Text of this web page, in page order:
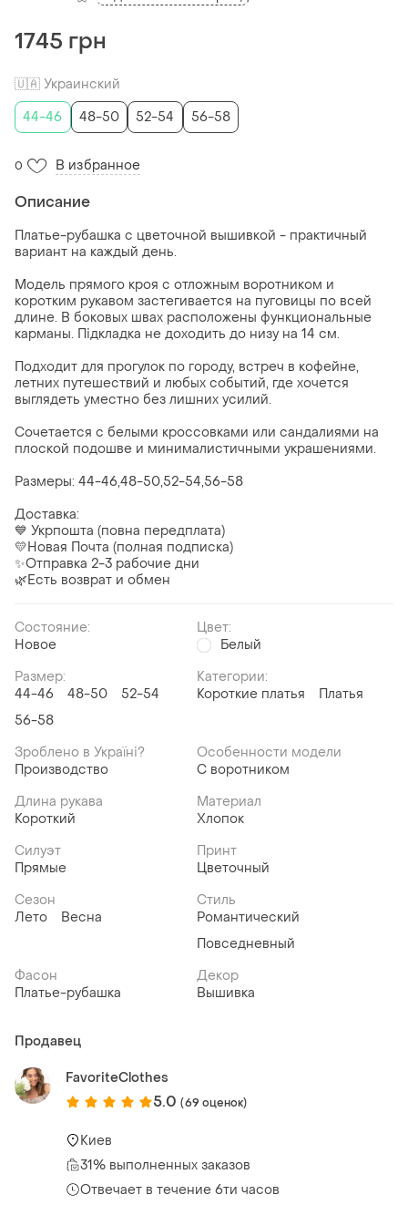
1745 грн
🇺🇦 Украинский
44-46
48-50 52-54 56-58
0 В избранное
Описание
Платье-рубашка с цветочной вышивкой - практичный
вариант на каждый день.
Модель прямого кроя с отложным воротником и
коротким рукавом застегивается на пуговицы по всей
длине. В боковых швах расположены функциональные
карманы. Підкладка не доходить до низу на 14 см.
Подходит для прогулок по городу, встреч в кофейне,
летних путешествий и любых событий, где хочется
выглядеть уместно без лишних усилий.
Сочетается с белыми кроссовками или сандалиями на
плоской подошве и минималистичными украшениями.
Размеры: 44-46,48-50,52-54,56-58
Доставка:
💙 Укрпошта (повна передплата)
💛Новая Почта (полная подписка)
✨Отправка 2-3 рабочие дни
🌿Есть возврат и обмен
Состояние:
Новое
Цвет:
Белый
Размер:
44-46
48-50
52-54
56-58
Категории:
Короткие платья
Платья
Зроблено в Україні?
Производство
Особенности модели
С воротником
Длина рукава
Короткий
Материал
Хлопок
Силуэт
Прямые
Принт
Цветочный
Сезон
Лето
Весна
Стиль
Романтический
Повседневный
Фасон
Платье-рубашка
Декор
Вышивка
Продавец
FavoriteClothes
5.0 (69 оценок)
Киев
31% выполненных заказов
Отвечает в течение 6ти часов